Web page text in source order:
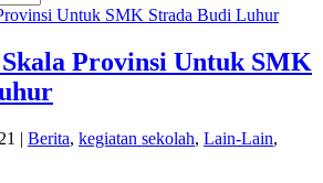
Provinsi Untuk SMK
| Berita, kegiatan sekolah, Lain-Lain,